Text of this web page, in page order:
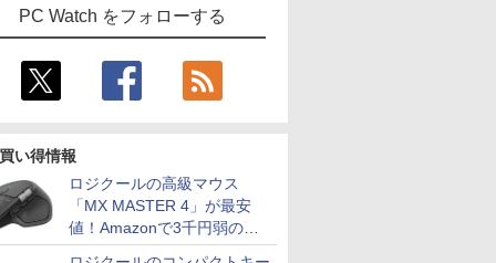
PC Watch をフォローする
い得情報
ロジクールの高級マウス
「MX MASTER 4」が最安
値！Amazonで3千円弱の割
引